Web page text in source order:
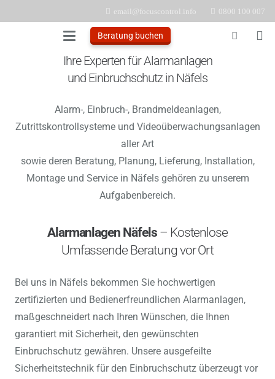
email@focuscontrol.info 0800 100 007
Beratung buchen
Ihre Experten für Alarmanlagen
und Einbruchschutz in Näfels
Alarm-, Einbruch-, Brandmeldeanlagen,
Zutrittskontrollsysteme und Videoüberwachungsanlagen
aller Art
sowie deren Beratung, Planung, Lieferung, Installation,
Montage und Service in Näfels gehören zu unserem
Aufgabenbereich.
Alarmanlagen Näfels– Kostenlose
Umfassende Beratung vor Ort
Bei uns in Näfels bekommen Sie hochwertigen
zertifizierten und Bedienerfreundlichen Alarmanlagen,
maßgeschneidert nach Ihren Wünschen, die Ihnen
garantiert mit Sicherheit, den gewünschten
Einbruchschutz gewähren. Unsere ausgefeilte
Sicherheitstechnik für den Einbruchschutz überzeugt vor